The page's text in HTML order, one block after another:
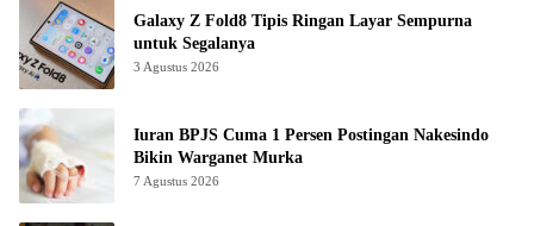
Galaxy Z Fold8 Tipis Ringan Layar Sempurna
untuk Segalanya
3 Agustus 2026
Iuran BPJS Cuma 1 Persen Postingan Nakesindo
Bikin Warganet Murka
7 Agustus 2026